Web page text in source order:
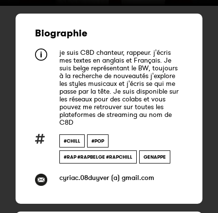
Biographie
je suis C8D chanteur, rappeur. j'écris
mes textes en anglais et Français. Je
suis belge représentant le BW, toujours
à la recherche de nouveautés j'explore
les styles musicaux et j'écris se qui me
passe par la tête. Je suis disponible sur
les réseaux pour des colabs et vous
pouvez me retrouver sur toutes les
plateformes de streaming au nom de
C8D
#CHILL #POP
#RAP #RAPBELGE #RAPCHILL GENAPPE
cyriac.08duyver (a) gmail.com